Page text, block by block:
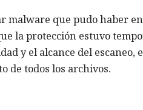
malware que pudo haber
la protección estuvo
y el alcance del escaneo,
de todos los archivos.